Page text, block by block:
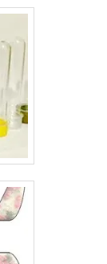
para as